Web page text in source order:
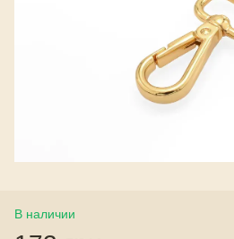
В наличии